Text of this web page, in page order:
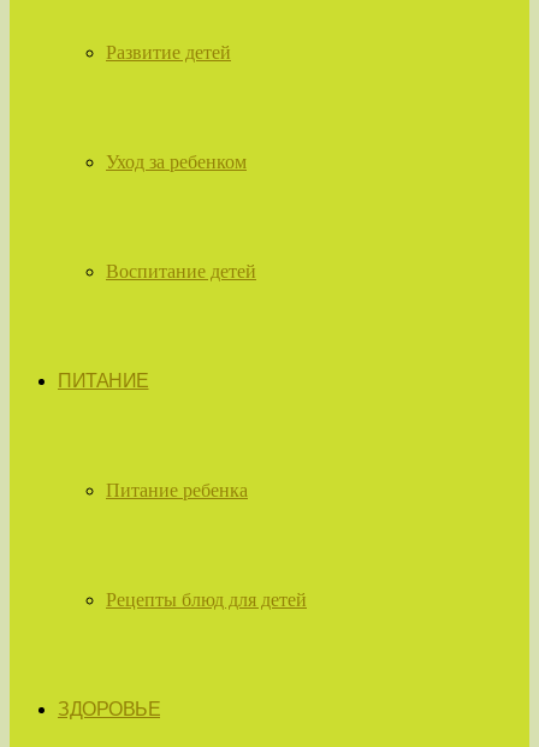
Развитие детей
Уход за ребенком
Воспитание детей
ПИТАНИЕ
Питание ребенка
Рецепты блюд для детей
ЗДОРОВЬЕ